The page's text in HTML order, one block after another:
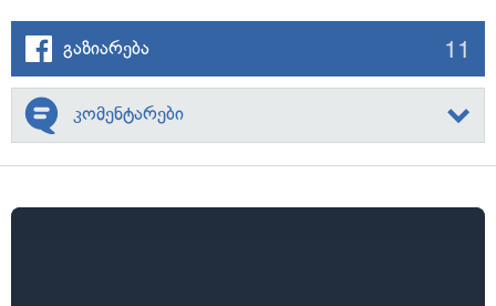
გაზიარება 11
კომენტარები